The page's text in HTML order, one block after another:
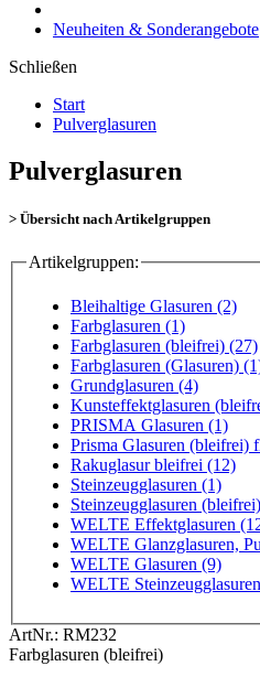
Neuheiten & Sonderangebote
Schließen
Start
Pulverglasuren
Pulverglasuren
> Übersicht nach Artikelgruppen
Artikelgruppen:
Bleihaltige Glasuren (2)
Farbglasuren (1)
Farbglasuren (bleifrei) (27)
Farbglasuren (Glasuren)
Grundglasuren (4)
Kunsteffektglasuren
PRISMA Glasuren (1)
Prisma Glasuren (bleifrei)
Rakuglasur bleifrei (12)
Steinzeugglasuren (1)
Steinzeugglasuren
WELTE Effektglasuren
WELTE Glanzglasuren,
WELTE Glasuren (9)
WELTE
ArtNr.: RM232
Farbglasuren (bleifrei)